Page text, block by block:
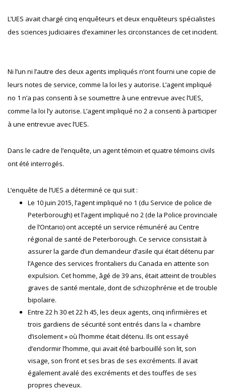
L’UES avait chargé cinq enquêteurs et deux enquêteurs spécialistes
des sciences judiciaires d’examiner les circonstances de cet incident.
Ni l’un ni l’autre des deux agents impliqués n’ont fourni une copie de
leurs notes de service, comme la loi les y autorise. L’agent impliqué
no 1 n’a pas consenti à se soumettre à une entrevue avec l’UES,
comme la loi l’y autorise. L’agent impliqué no 2 a consenti à participer
à une entrevue avec l’UES.
Dans le cadre de l’enquête, un agent témoin et quatre témoins civils
ont été interrogés.
L’enquête de l’UES a déterminé ce qui suit :
Le 10 juin 2015, l’agent impliqué no 1 (du Service de police de
Peterborough) et l’agent impliqué no 2 (de la Police provinciale
de l’Ontario) ont accepté un service rémunéré au Centre
régional de santé de Peterborough. Ce service consistait à
assurer la garde d’un demandeur d’asile qui était détenu par
l’Agence des services frontaliers du Canada en attente son
expulsion. Cet homme, âgé de 39 ans, était atteint de troubles
graves de santé mentale, dont de schizophrénie et de trouble
bipolaire.
Entre 22 h 30 et 22 h 45, les deux agents, cinq infirmières et
trois gardiens de sécurité sont entrés dans la « chambre
d’isolement » où l’homme était détenu. Ils ont essayé
d’endormir l’homme, qui avait été barbouillé son lit, son
visage, son front et ses bras de ses excréments. Il avait
également avalé des excréments et des touffes de ses
propres cheveux.